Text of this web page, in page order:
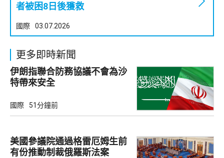
者被困8日後獲救
國際 03.07.2026
更多即時新聞
伊朗指聯合防務協議不會為沙
特帶來安全
國際 51分鐘前
美國參議院通過格雷厄姆生前
有份推動制裁俄羅斯法案